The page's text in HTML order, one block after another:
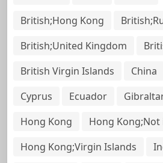
British;Hong Kong
British;United Kingdom
British Virgin Islands
China
Cyprus
Ecuador
Hong Kong
Hong
Hong Kong;Virgin Islands